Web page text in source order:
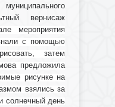
вернисаж
мероприятия
с помощью
затем
предложила
рисунке на
взялись за
солнечный день